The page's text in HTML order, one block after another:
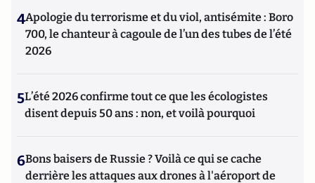
4Apologie du terrorisme et du viol, antisémite : Boro
700, le chanteur à cagoule de l’un des tubes de l’été
2026
5L’été 2026 confirme tout ce que les écologistes
disent depuis 50 ans : non, et voilà pourquoi
6Bons baisers de Russie ? Voilà ce qui se cache
derrière les attaques aux drones à l'aéroport de